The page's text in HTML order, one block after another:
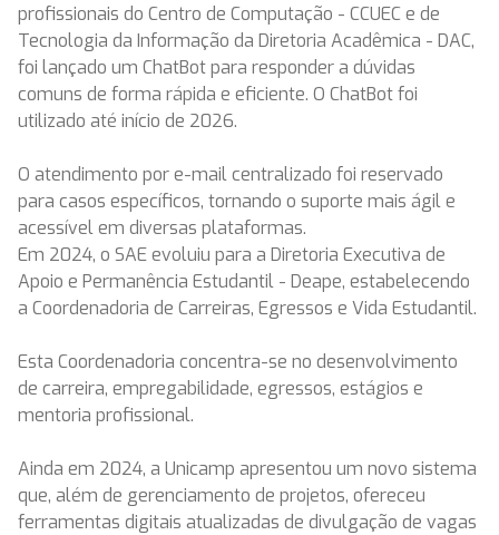
profissionais do Centro de Computação - CCUEC e de
Tecnologia da Informação da Diretoria Acadêmica - DAC,
foi lançado um ChatBot para responder a dúvidas
comuns de forma rápida e eficiente. O ChatBot foi
utilizado até início de 2026.
O atendimento por e-mail centralizado foi reservado
para casos específicos, tornando o suporte mais ágil e
acessível em diversas plataformas.
Em 2024, o SAE evoluiu para a Diretoria Executiva de
Apoio e Permanência Estudantil - Deape, estabelecendo
a Coordenadoria de Carreiras, Egressos e Vida Estudantil.
Esta Coordenadoria concentra-se no desenvolvimento
de carreira, empregabilidade, egressos, estágios e
mentoria profissional.
Ainda em 2024, a Unicamp apresentou um novo sistema
que, além de gerenciamento de projetos, ofereceu
ferramentas digitais atualizadas de divulgação de vagas